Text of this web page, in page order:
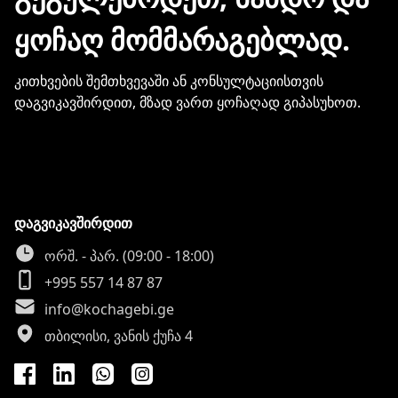
ᲧᲝᲩᲐᲦ ᲛᲝᲛᲛᲐᲠᲐᲒᲔᲑᲚᲐᲓ.
კითხვების შემთხვევაში ან კონსულტაციისთვის
დაგვიკავშირდით, მზად ვართ ყოჩაღად გიპასუხოთ.
დაგვიკავშირდით
ორშ. - პარ. (09:00 - 18:00)
+995 557 14 87 87
info@kochagebi.ge
თბილისი, ვანის ქუჩა 4